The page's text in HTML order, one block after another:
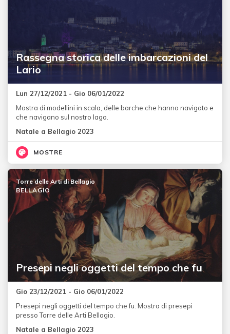
Rassegna storica delle imbarcazioni del
Lario
Lun 27/12/2021 - Gio 06/01/2022
Mostra di modellini in scala, delle barche che hanno navigato e
che navigano sul nostro lago.
Natale a Bellagio 2023
MOSTRE
Presepi negli oggetti del tempo che fu
Torre delle Arti di Bellagio
BELLAGIO
Gio 23/12/2021 - Gio 06/01/2022
Presepi negli oggetti del tempo che fu. Mostra di presepi
presso Torre delle Arti Bellagio.
Natale a Bellagio 2023